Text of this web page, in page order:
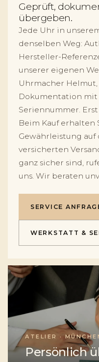
Geprüft,
übergeben.
Jede Uhr in
denselben Weg:
Hersteller-
unserer eigenen
Uhrmacher
Dokumentation mit
Seriennummer.
Beim Kauf erhalten
Gewährleistung auf
versicherten
ganz sicher sind,
uns. Wir beraten
SERVICE
WERKSTATT &
ATELIER ·
Persönlich